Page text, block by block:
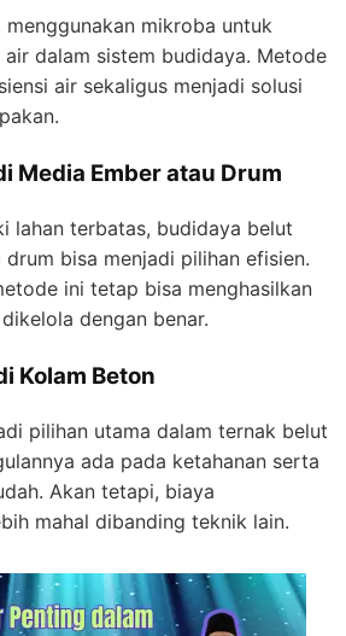
mikroba untuk
dalam sistem budidaya. Metode
air sekaligus menjadi solusi
Media Ember atau Drum
lahan terbatas, budidaya belut
bisa menjadi pilihan efisien.
ini tetap bisa menghasilkan
dengan benar.
Kolam Beton
pilihan utama dalam ternak belut
ada pada ketahanan serta
Akan tetapi, biaya
mahal dibanding teknik lain.